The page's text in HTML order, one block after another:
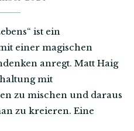
ist ein
einer magischen
anregt. Matt Haig
mit
zu mischen und daraus
zu kreieren. Eine